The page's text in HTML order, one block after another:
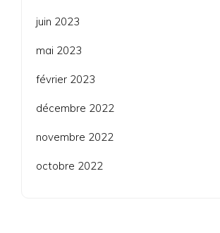
juin 2023
mai 2023
février 2023
décembre 2022
novembre 2022
octobre 2022